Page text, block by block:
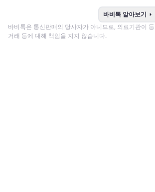
바비톡 알아보기 arrow_right
바비톡은 통신판매의 당사자가 아니므로, 의료기관이
거래 등에 대해 책임을 지지 않습니다.